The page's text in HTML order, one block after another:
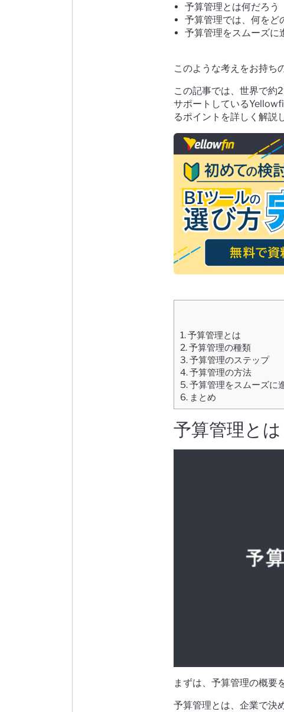
予算管理とは何だろう
予算管理では、何をど
予算管理をスムーズに
このような考えをお持ち
この記事では、世界で約
サポートしている
るポイントを詳しく解説
1.予算管理とは
2.予算管理の種類
3.予算管理のステップ
4.予算管理の方法
5.予算管理をスムーズに
6.まとめ
予算管理とは
まずは、予算管理の概要
予算管理とは、企業で決